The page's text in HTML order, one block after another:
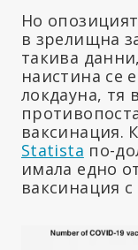
Но
в зрелищна
такива
наистина се
локдауна, тя
ваксинация.
Statista по-
имала едно
ваксинация